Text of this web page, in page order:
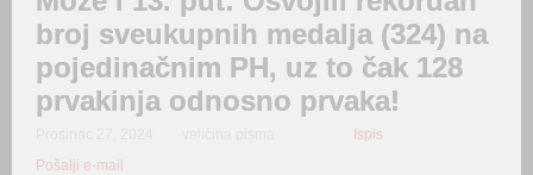
broj sveukupnih medalja (324) na
pojedinačnim PH, uz to čak 128
prvakinja odnosno prvaka!
Ispis
Pošalji e-mail